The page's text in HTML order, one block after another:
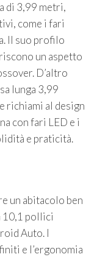
di 3,99 metri,
come i fari
Il suo profilo
un aspetto
D’altro
lunga 3,99
richiami al design
con fari LED e i
e praticità.
un abitacolo ben
10,1 pollici
Auto. I
e l’ergonomia